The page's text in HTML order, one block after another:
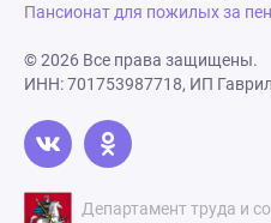
Пансионат для пожилых за
© 2026 Все права защищены.
ИНН: 701753987718, ИП
Департамент труда и